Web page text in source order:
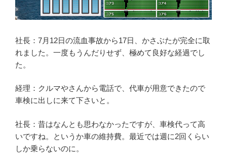
社長：7月12日の流血事故から17日、かさぶたが完全に取
れました。一度もうんだりせず、極めて良好な経過でし
た。
経理：クルマやさんから電話で、代車が用意できたので
車検に出しに来て下さいと。
社長：昔はなんとも思わなかったですが、車検代って高
いですね。というか車の維持費。最近では週に2回くらい
しか乗らないのに。